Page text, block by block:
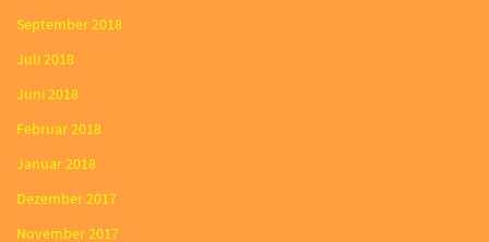
September 2018
Juli 2018
Juni 2018
Februar 2018
Januar 2018
Dezember 2017
November 2017